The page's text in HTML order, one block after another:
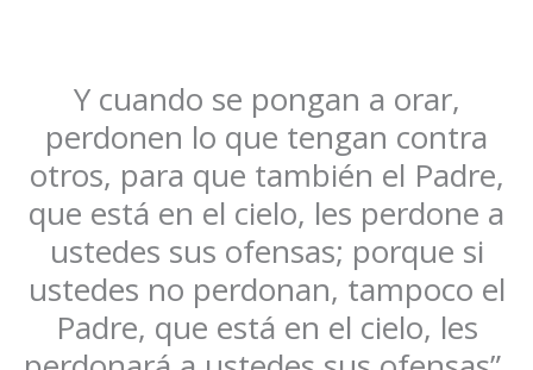
Y cuando se pongan a orar,
perdonen lo que tengan contra
otros, para que también el Padre,
que está en el cielo, les perdone a
ustedes sus ofensas; porque si
ustedes no perdonan, tampoco el
Padre, que está en el cielo, les